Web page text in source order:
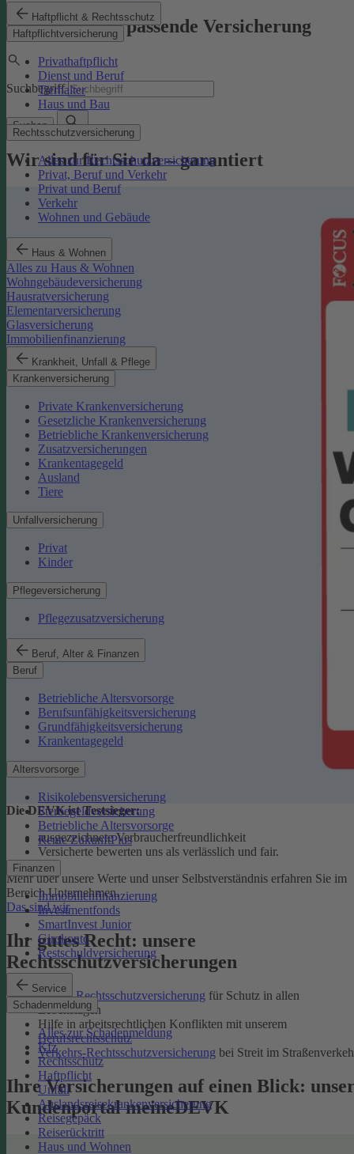
Haftpflicht & Rechtsschutz
Haftpflichtversicherung
Privathaftpflicht
Dienst und Beruf
Tierhalter
Haus und Bau
Rechtsschutzversicherung
Alles zur Rechtsschutzversicherung
Privat, Beruf und Verkehr
Privat und Beruf
Verkehr
Wohnen und Gebäude
Haus & Wohnen
Alles zu Haus & Wohnen
Wohngebäudeversicherung
Hausratversicherung
Elementarversicherung
Glasversicherung
Immobilienfinanzierung
Krankheit, Unfall & Pflege
Krankenversicherung
Private Krankenversicherung
Gesetzliche Krankenversicherung
Betriebliche Krankenversicherung
Zusatzversicherungen
Krankentagegeld
Ausland
Tiere
Unfallversicherung
Privat
Kinder
Pflegeversicherung
Pflegezusatzversicherung
Beruf, Alter & Finanzen
Beruf
Betriebliche Altersvorsorge
Berufsunfähigkeitsversicherung
Grundfähigkeitsversicherung
Krankentagegeld
Altersvorsorge
Risikolebensversicherung
Sterbegeldversicherung
Betriebliche Altersvorsorge
Rente ZukunftPlus
Finanzen
Immobilienfinanzierung
Investmentfonds
SmartInvest Junior
Girokonto
Restschuldversicherung
Service
Schadenmeldung
Alles zur Schadenmeldung
Kfz
Rechtsschutz
Haftpflicht
Unfall
Auslandsreisekrankenversicherung
Reisegepäck
Reiserücktritt
Haus und Wohnen
Finden Sie die passende Versicherung
Suchbegriff
Suchen
Wir sind für Sie da – garantiert
Die DEVK ist Testsieger:
ausgezeichnete Verbraucherfreundlichkeit
Versicherte bewerten uns als verlässlich und fair.
Mehr über unsere Werte und unser Selbstverständnis erfahren Sie im
Bereich Unternehmen.
Das sind wir
Ihr gutes Recht: unsere
Rechtsschutzversicherungen
Private Rechtsschutzversicherung für Schutz in allen
Lebenslagen
Hilfe in arbeitsrechtlichen Konflikten mit unserem
Berufsrechtsschutz
Verkehrs-Rechtsschutzversicherung bei Streit im
Ihre Versicherungen auf einen Blick:
Kundenportal meineDEVK